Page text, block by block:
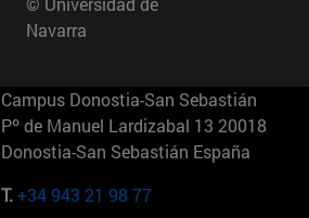
Navarra
Campus Donostia-San Sebastián
Pº de Manuel Lardizabal 13 20018
Donostia-San Sebastián España
T.+34 943 21 98 77